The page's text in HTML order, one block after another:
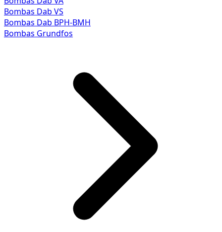
Bombas Dab VS
Bombas Dab BPH-BMH
Bombas Grundfos